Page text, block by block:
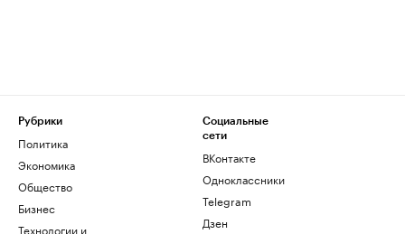
Рубрики
Политика
Экономика
Общество
Бизнес
Технологии и
Социальные
сети
ВКонтакте
Одноклассники
Telegram
Дзен